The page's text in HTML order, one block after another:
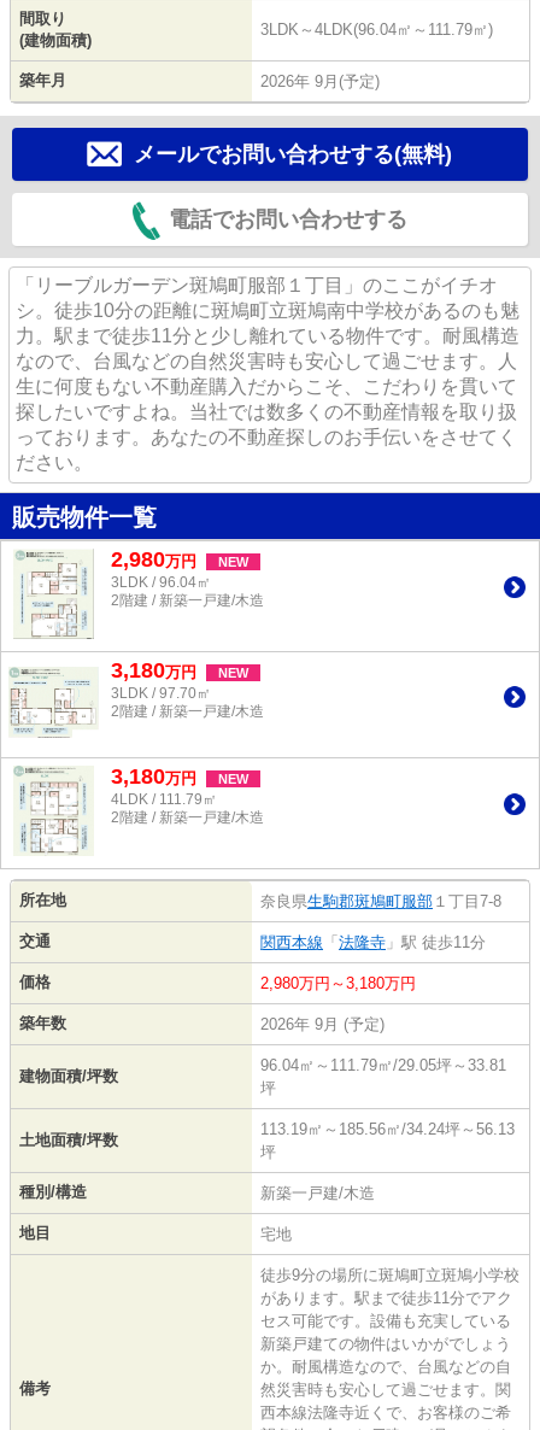
間取り
(建物面積)
3LDK～4LDK(96.04㎡～111.79㎡)
築年月 2026年 9月(予定)
メールでお問い合わせする(無料)
電話でお問い合わせする
「リーブルガーデン斑鳩町服部１丁目」のここがイチオ
シ。徒歩10分の距離に斑鳩町立斑鳩南中学校があるのも魅
力。駅まで徒歩11分と少し離れている物件です。耐風構造
なので、台風などの自然災害時も安心して過ごせます。人
生に何度もない不動産購入だからこそ、こだわりを貫いて
探したいですよね。当社では数多くの不動産情報を取り扱
っております。あなたの不動産探しのお手伝いをさせてく
ださい。
販売物件一覧
2,980万円 NEW
3LDK / 96.04㎡
2階建 / 新築一戸建/木造
3,180万円 NEW
3LDK / 97.70㎡
2階建 / 新築一戸建/木造
3,180万円 NEW
4LDK / 111.79㎡
2階建 / 新築一戸建/木造
所在地 奈良県生駒郡斑鳩町服部 １丁目7-8
交通 関西本線 「 法隆寺 」駅 徒歩11分
価格 2,980万円～3,180万円
築年数 2026年 9月 (予定)
建物面積/坪数
96.04㎡～111.79㎡/29.05坪～33.81
坪
土地面積/坪数
113.19㎡～185.56㎡/34.24坪～56.13
坪
種別/構造 新築一戸建/木造
地目 宅地
備考
徒歩9分の場所に斑鳩町立斑鳩小学校
があります。駅まで徒歩11分でアク
セス可能です。設備も充実している
新築戸建ての物件はいかがでしょう
か。耐風構造なので、台風などの自
然災害時も安心して過ごせます。関
西本線法隆寺近くで、お客様のご希